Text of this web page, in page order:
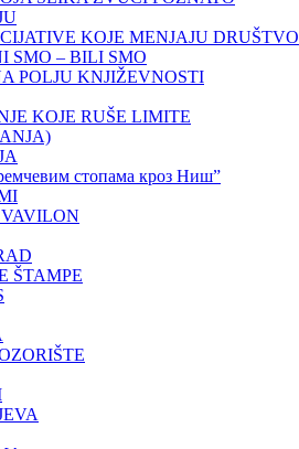
KOJE MENJAJU DRUŠTVO
SMO – BILI SMO
POLJU KNJIŽEVNOSTI
KOJE RUŠE LIMITE
стопама кроз Ниш”
ŠTAMPE